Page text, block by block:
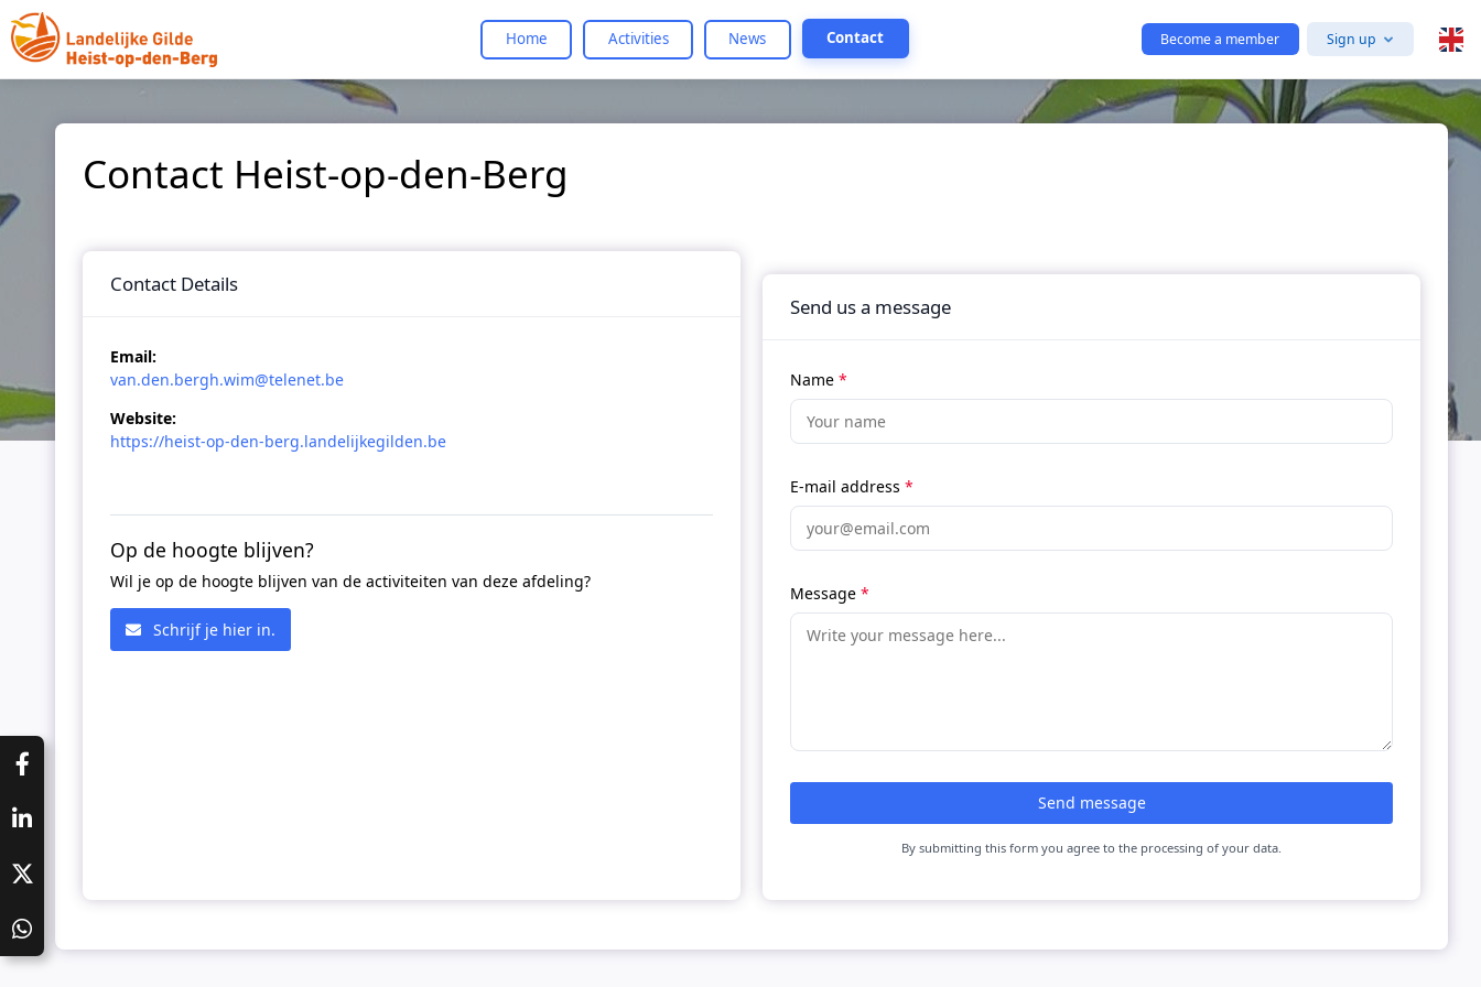
Skip to main content
Home Activities News Contact Become a member Sign up
Contact Heist-op-den-Berg
Contact Details
Email:
van.den.bergh.wim@telenet.be
Website:
https://heist-op-den-berg.landelijkegilden.be
Op de hoogte blijven?
Wil je op de hoogte blijven van de activiteiten van deze afdeling?
Schrijf je hier in.
Send us a message
Name *
E-mail address *
Message *
Send message
By submitting this form you agree to the processing of your data.